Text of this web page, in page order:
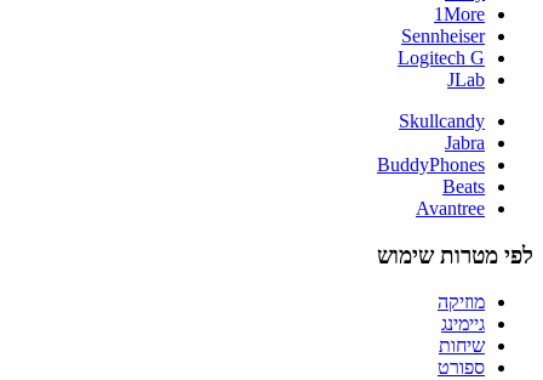
1More
Sennheiser
Logitech G
JLab
Skullcandy
Jabra
BuddyPhones
Beats
Avantree
לפי מטרות שימוש
מוזיקה
גיימינג
שיחות
ספורט